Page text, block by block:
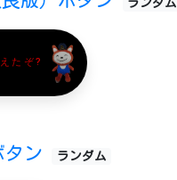
たぞ?
タン ランダム